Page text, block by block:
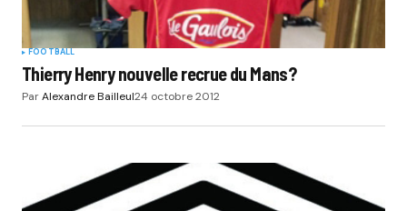
FOOTBALL
Thierry Henry nouvelle recrue du Mans?
ParAlexandre Bailleul24 octobre 2012